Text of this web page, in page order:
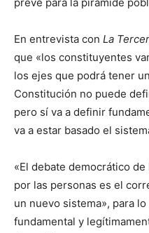
prevé para la pirámide
En entrevista con La
que «los constituyentes
los ejes que podrá tener
Constitución no puede
pero sí va a definir
va a estar basado el
«El debate democrático
por las personas es el
un nuevo sistema», para
fundamental y